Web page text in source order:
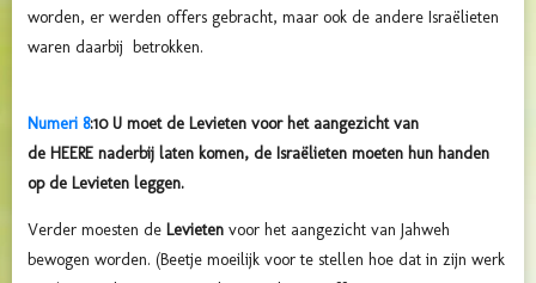
worden, er werden offers gebracht, maar ook de andere Israëlieten
waren daarbij betrokken.
Numeri 8:10U moet de Levieten voor het aangezicht van
de HEERE naderbij laten komen, de Israëlieten moeten hun handen
op de Levieten leggen.
Verder moesten de Levieten voor het aangezicht van Jahweh
bewogen worden. (Beetje moeilijk voor te stellen hoe dat in zijn werk